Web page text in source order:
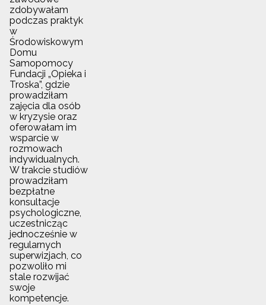
zdobywałam
podczas praktyk
w
Środowiskowym
Domu
Samopomocy
Fundacji „Opieka i
Troska”, gdzie
prowadziłam
zajęcia dla osób
w kryzysie oraz
oferowałam im
wsparcie w
rozmowach
indywidualnych.
W trakcie studiów
prowadziłam
bezpłatne
konsultacje
psychologiczne,
uczestnicząc
jednocześnie w
regularnych
superwizjach, co
pozwoliło mi
stale rozwijać
swoje
kompetencje.